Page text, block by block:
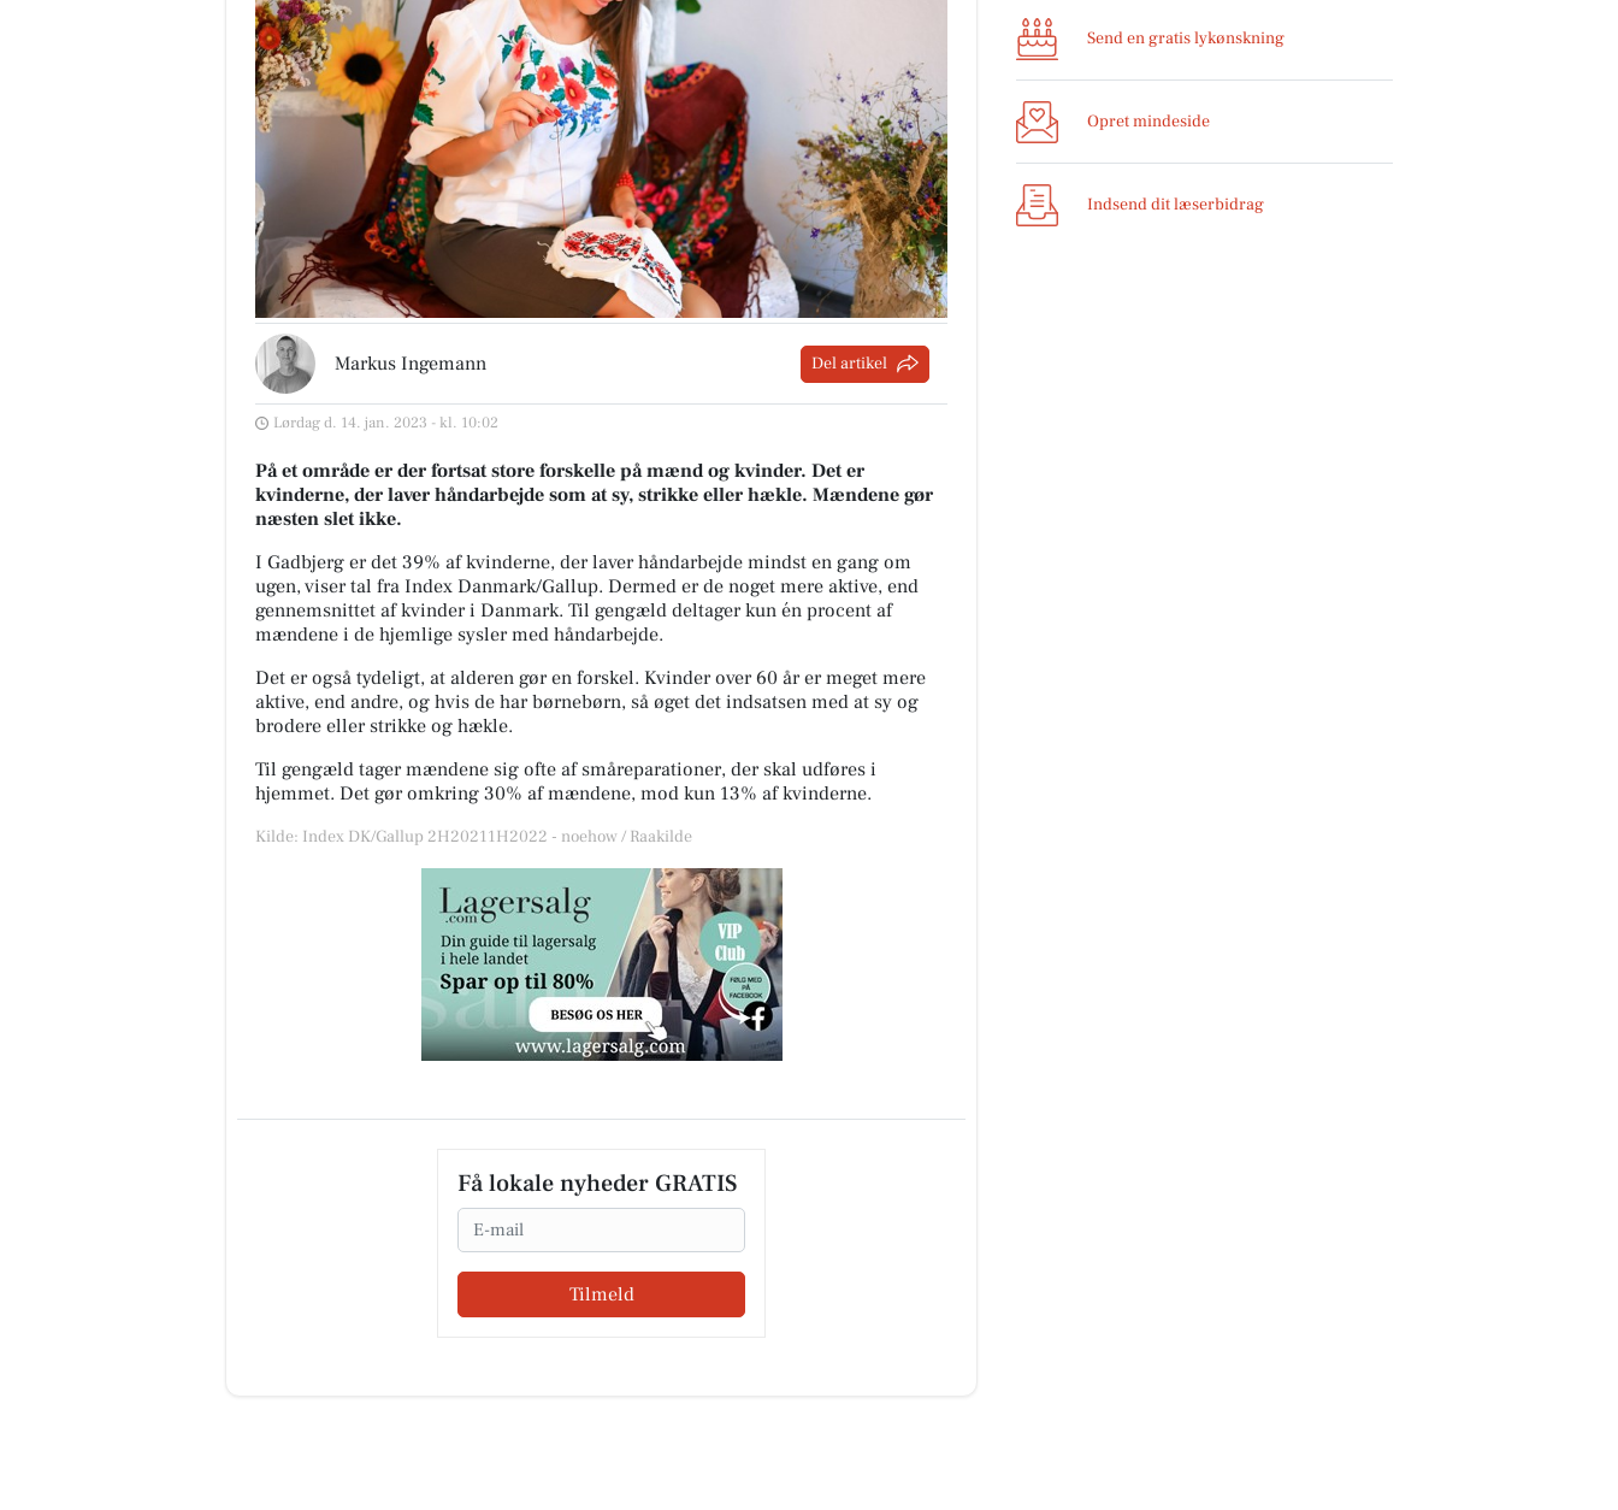
Markus Ingemann Del artikel
Lørdag d. 14. jan. 2023 - kl. 10:02
På et område er der fortsat store forskelle på mænd og kvinder. Det er
kvinderne, der laver håndarbejde som at sy, strikke eller hækle. Mændene gør
næsten slet ikke.
I Gadbjerg er det 39% af kvinderne, der laver håndarbejde mindst en gang om
ugen, viser tal fra Index Danmark/Gallup. Dermed er de noget mere aktive, end
gennemsnittet af kvinder i Danmark. Til gengæld deltager kun én procent af
mændene i de hjemlige sysler med håndarbejde.
Det er også tydeligt, at alderen gør en forskel. Kvinder over 60 år er meget mere
aktive, end andre, og hvis de har børnebørn, så øget det indsatsen med at sy og
brodere eller strikke og hækle.
Til gengæld tager mændene sig ofte af småreparationer, der skal udføres i
hjemmet. Det gør omkring 30% af mændene, mod kun 13% af kvinderne.
Kilde: Index DK/Gallup 2H20211H2022 - noehow / Raakilde
Få lokale nyheder GRATIS
Email
Tilmeld
Send en gratis lykønskning
Opret mindeside
Indsend dit læserbidrag